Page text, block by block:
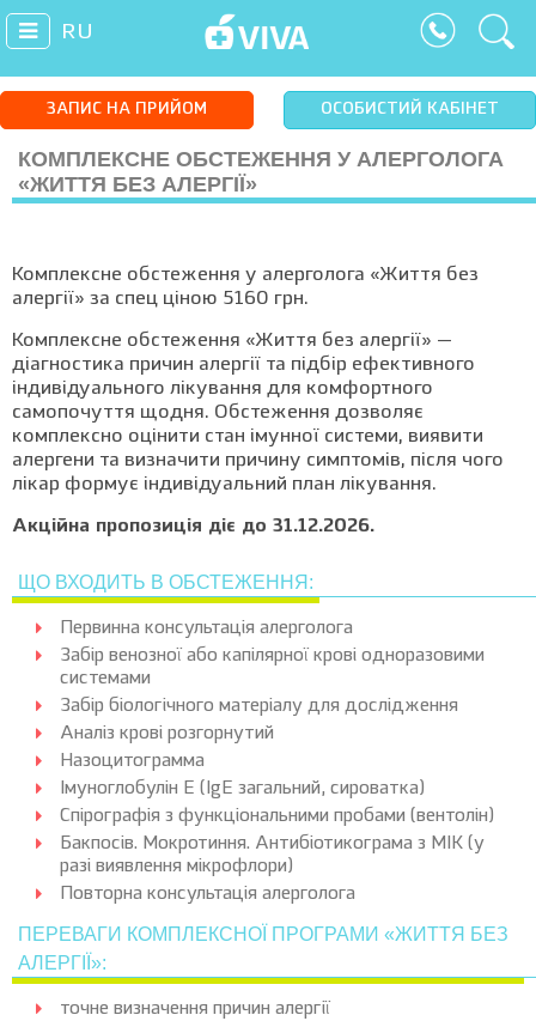
RU
ЗАПИС НА ПРИЙОМ ОСОБИСТИЙ КАБІНЕТ
КОМПЛЕКСНЕ ОБСТЕЖЕННЯ У АЛЕРГОЛОГА
«ЖИТТЯ БЕЗ АЛЕРГІЇ»
Комплексне обстеження у алерголога «Життя без
алергії» за спец ціною 5160 грн.
Комплексне обстеження «Життя без алергії» —
діагностика причин алергії та підбір ефективного
індивідуального лікування для комфортного
самопочуття щодня. Обстеження дозволяє
комплексно оцінити стан імунної системи, виявити
алергени та визначити причину симптомів, після чого
лікар формує індивідуальний план лікування.
Акційна пропозиція діє до 31.12.2026.
ЩО ВХОДИТЬ В ОБСТЕЖЕННЯ:
Первинна консультація алерголога
Забір венозної або капілярної крові одноразовими
системами
Забір біологічного матеріалу для дослідження
Аналіз крові розгорнутий
Назоцитограмма
Імуноглобулін E (IgЕ загальний, сироватка)
Спірографія з функціональними пробами (вентолін)
Бакпосів. Мокротиння. Антибіотикограма з МІК (у
разі виявлення мікрофлори)
Повторна консультація алерголога
ПЕРЕВАГИ КОМПЛЕКСНОЇ ПРОГРАМИ «ЖИТТЯ БЕЗ
АЛЕРГІЇ»:
точне визначення причин алергії